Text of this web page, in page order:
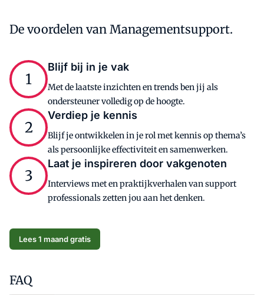
De voordelen van Managementsupport.
1
Blijf bij in je vak
Met de laatste inzichten en trends ben jij als
ondersteuner volledig op de hoogte.
2
Verdiep je kennis​
Blijf je ontwikkelen in je rol met kennis op thema’s
als persoonlijke effectiviteit en samenwerken.
3
Laat je inspireren door vakgenoten​
Interviews met en praktijkverhalen van support
professionals zetten jou aan het denken.
Lees 1 maand gratis
FAQ